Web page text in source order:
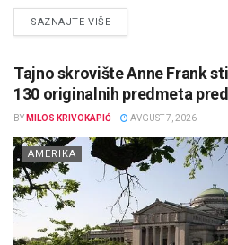
SAZNAJTE VIŠEDETAILS
Tajno skrovište Anne Frank
130 originalnih predmeta
BY MILOS KRIVOKAPIĆ AVGUST 7, 2026
AMERIKA